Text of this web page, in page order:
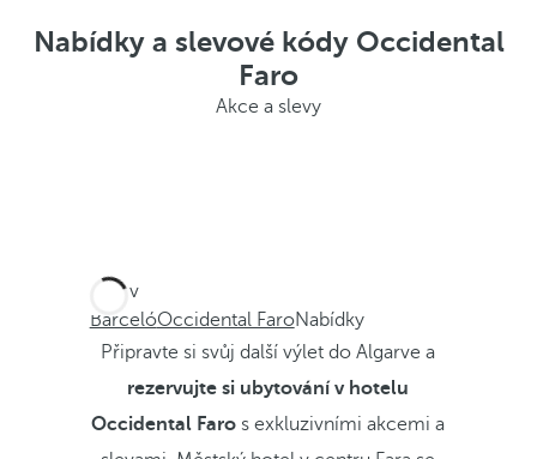
Nabídky a slevové kódy Occidental
Faro
Akce a slevy
Jste v
BarcelóOccidental FaroNabídky
Připravte si svůj další výlet do Algarve a
rezervujte si ubytování v hotelu
Occidental Faro s exkluzivními akcemi a